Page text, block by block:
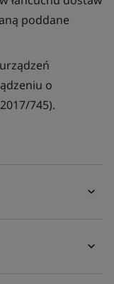
poddane
o
745).